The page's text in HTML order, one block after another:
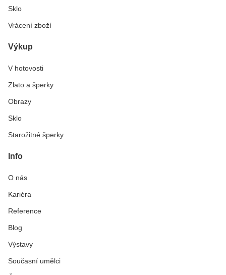
Sklo
Vrácení zboží
Výkup
V hotovosti
Zlato a šperky
Obrazy
Sklo
Starožitné šperky
Info
O nás
Kariéra
Reference
Blog
Výstavy
Současní umělci